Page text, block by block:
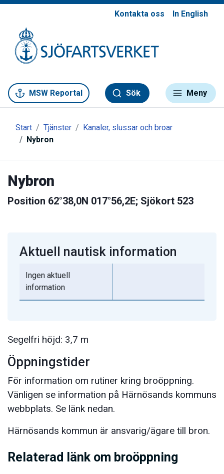
Kontakta oss In English
MSW Reportal Sök Meny
Start Tjänster
Kanaler, slussar och broar
Nybron
Nybron
Position 62°38,0N 017°56,2E; Sjökort 523
Aktuell nautisk information
Ingen aktuell
information
Segelfri höjd: 3,7 m
Öppningstider
För information om rutiner kring broöppning.
Vänligen se information på Härnösands kommuns
webbplats. Se länk nedan.
Härnösands kommun är ansvarig/ägare till bron.
Relaterad länk om broöppning